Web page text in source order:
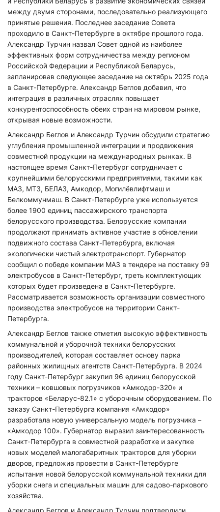
между двумя сторонами, последовательно реализующего
принятые решения. Последнее заседание Совета
проходило в Санкт-Петербурге в октябре прошлого года.
Александр Турчин назвал Совет одной из наиболее
эффективных форм сотрудничества между регионом
Российской Федерации и Республикой Беларусь,
запланировав следующее заседание на октябрь 2025 года
в Санкт-Петербурге. Александр Беглов добавил, что
интеграция в различных отраслях повышает
конкурентоспособность обеих стран на мировом рынке,
открывая новые возможности.
Александр Беглов и Александр Турчин обсудили стратегию
углубления промышленной интеграции и продвижения
совместной продукции на международных рынках. В
настоящее время Санкт-Петербург сотрудничает с
крупнейшими белорусскими предприятиями, такими как
МАЗ, МТЗ, БЕЛАЗ, Амкодор, Могилёвлифтмаш и
Белкоммунмаш. В Санкт-Петербурге уже используется
более 1900 единиц пассажирского транспорта
белорусского производства. Белорусские компании
продолжают принимать активное участие в обновлении
подвижного состава Санкт-Петербурга, включая
экологически чистый электротранспорт. Губернатор
сообщил о победе компании МАЗ в тендере на поставку 99
электробусов в Санкт-Петербург, треть комплектующих
которых будет произведена в Санкт-Петербурге.
Рассматривается возможность организации совместного
производства электробусов на территории Санкт-
Петербурга.
Александр Беглов также отметил высокую эффективность
коммунальной и уборочной техники белорусских
производителей, которая составляет основу парка
районных жилищных агентств Санкт-Петербурга. В 2024
году Санкт-Петербург закупил 96 единиц белорусской
техники – ковшовых погрузчиков «Амкодор-320» и
тракторов «Беларус-82.1» с уборочным оборудованием. По
заказу Санкт-Петербурга компания «Амкодор»
разработала новую универсальную модель погрузчика –
«Амкодор 100». Губернатор выразил заинтересованность
Санкт-Петербурга в совместной разработке и закупке
новых моделей малогабаритных тракторов для уборки
дворов, предложив провести в Санкт-Петербурге
испытания новой белорусской коммунальной техники для
уборки снега и специальных машин для садово-паркового
хозяйства.
Александр Беглов и Александр Турчин подтвердили